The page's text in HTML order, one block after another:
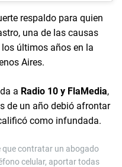
respaldo para quien
una de las causas
últimos años en la
Aires.
a Radio 10 y FlaMedia,
de un año debió afrontar
como infundada.
que contratar un abogado
celular, aportar todas